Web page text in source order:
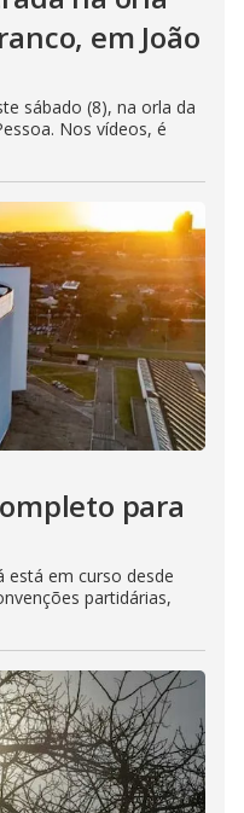
em João
sábado (8), na orla da
Nos vídeos, é
para
está em curso desde
partidárias,